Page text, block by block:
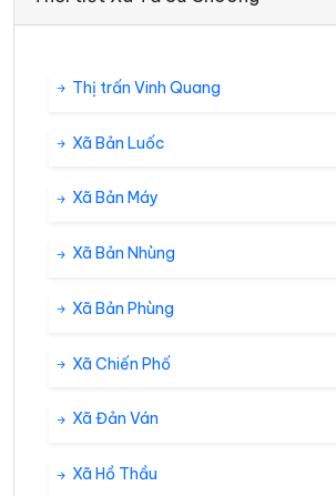
Thị trấn Vinh Quang
Xã Bản Luốc
Xã Bản Máy
Xã Bản Nhùng
Xã Bản Phùng
Xã Chiến Phố
Xã Đản Ván
Xã Hồ Thầu